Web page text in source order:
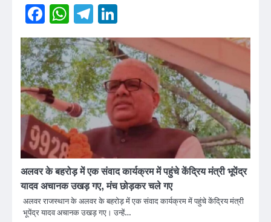
Facebook
WhatsApp
Telegram
अलवर के बहरोड़ में एक संवाद कार्यक्रम में पहुंचे केंद्रिय मंत्री भूपेंद्र
यादव अचानक उखड़ गए, मंच छोड़कर चले गए
अलवर राजस्थान के अलवर के बहरोड़ में एक संवाद कार्यक्रम में पहुंचे केंद्रिय मंत्री
भूपेंद्र यादव अचानक उखड़ गए। उन्हें…